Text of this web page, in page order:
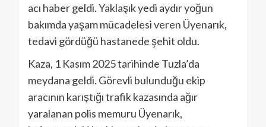
acı haber geldi. Yaklaşık yedi aydır yoğun
bakımda yaşam mücadelesi veren Üyenarık,
tedavi gördüğü hastanede şehit oldu.
Kaza, 1 Kasım 2025 tarihinde Tuzla’da
meydana geldi. Görevli bulunduğu ekip
aracının karıştığı trafik kazasında ağır
yaralanan polis memuru Üyenarık,